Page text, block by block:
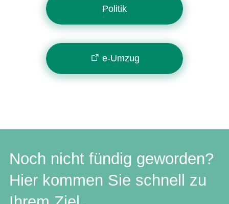
Politik
e-Umzug
Noch nicht fündig geworden?
Hier kommen Sie schnell zu